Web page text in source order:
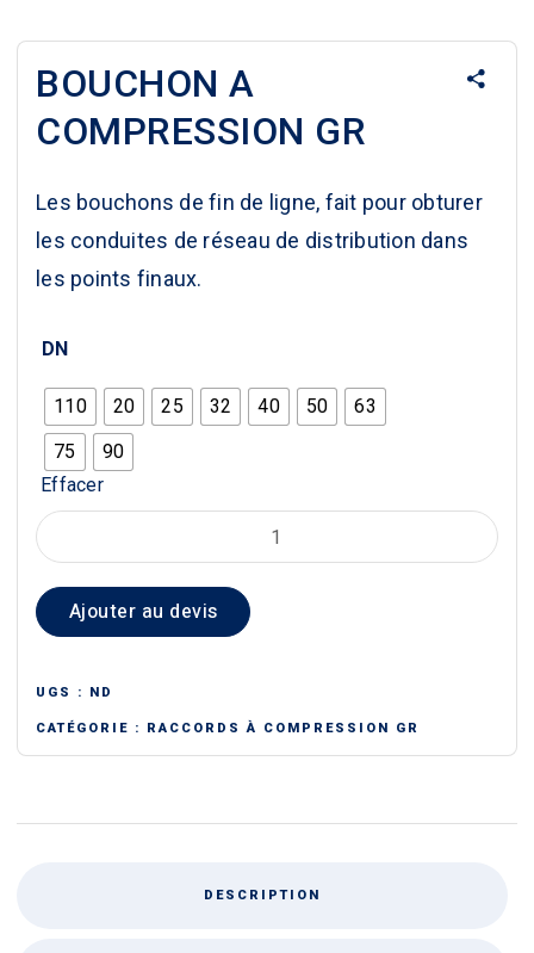
BOUCHON A
COMPRESSION GR
Les bouchons de fin de ligne, fait pour obturer
les conduites de réseau de distribution dans
les points finaux.
DN
110 20 25 32 40 50
63
75
90
Effacer
quantité
de
BOUCHON
A
GR
Ajouter au devis
UGS : ND
CATÉGORIE : RACCORDS À COMPRESSION GR
DESCRIPTION